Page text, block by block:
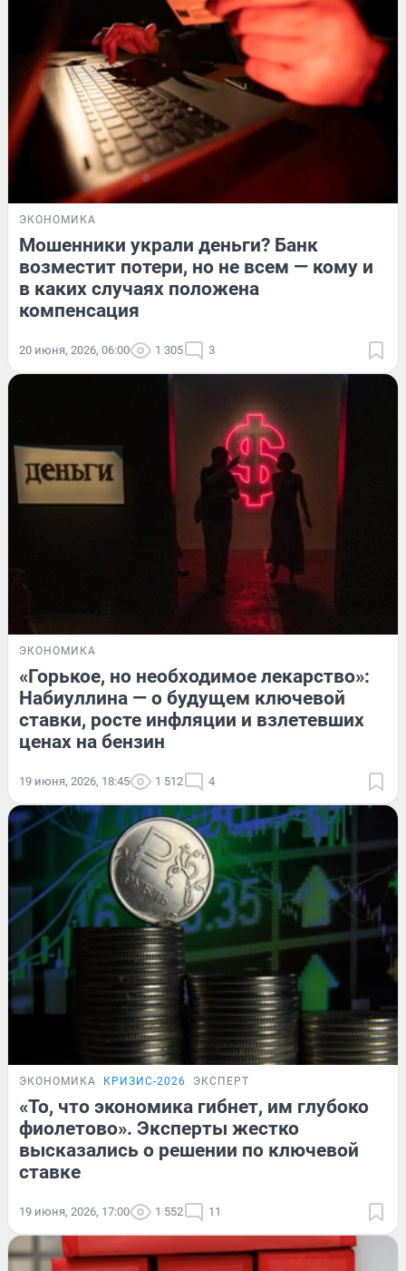
ЭКОНОМИКА
Мошенники украли деньги? Банк
возместит потери, но не всем — кому и
в каких случаях положена
компенсация
20 июня, 2026, 06:00 1 305 3
ЭКОНОМИКА
«Горькое, но необходимое лекарство»:
Набиуллина — о будущем ключевой
ставки, росте инфляции и взлетевших
ценах на бензин
19 июня, 2026, 18:45 1 512 4
ЭКОНОМИКА КРИЗИС-2026 ЭКСПЕРТ
«То, что экономика гибнет, им глубоко
фиолетово». Эксперты жестко
высказались о решении по ключевой
ставке
19 июня, 2026, 17:00 1 552 11